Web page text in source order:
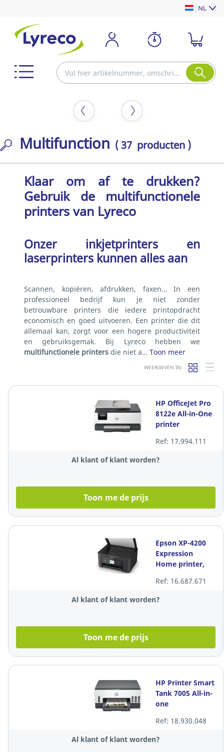
NL
Multifunction ( 37 producten )
Klaar om af te drukken?
Gebruik de multifunctionele
printers van Lyreco
Onzer inkjetprinters en
laserprinters kunnen alles aan
Scannen, kopiëren, afdrukken, faxen… In een
professioneel bedrijf kun je niet zonder
betrouwbare printers die iedere printopdracht
economisch en goed uitvoeren. Een printer die dit
allemaal kan, zorgt voor een hogere productiviteit
en gebruiksgemak. Bij Lyreco hebben we
multifunctionele printers die niet a… Toon meer
WEERGEVEN IN:
HP OfficeJet Pro
8122e All-in-One
printer
Ref: 17.994.111
Al klant of klant worden?
Toon me de prijs
Epson XP-4200
Expression
Home printer,
kleur
Ref: 16.687.671
Al klant of klant worden?
Toon me de prijs
HP Printer Smart
Tank 7005 All-in-
one
Ref: 18.930.048
Al klant of klant worden?